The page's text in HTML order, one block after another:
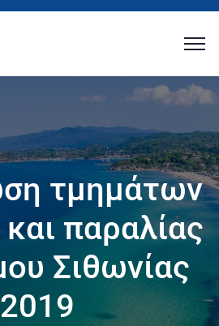
τμημάτων
και παραλίας
Σιθωνίας
2019